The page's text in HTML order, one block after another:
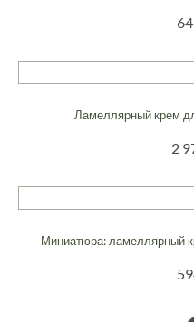
Ламеллярный крем
2
Миниатюра: ламеллярный